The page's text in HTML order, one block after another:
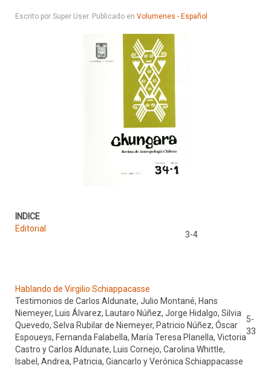
Escrito por Super User. Publicado en Volumenes - Español
INDICE
Editorial
3-4
Hablando de Virgilio Schiappacasse
5-
33
Testimonios de Carlos Aldunate, Julio Montané, Hans
Niemeyer, Luis Álvarez, Lautaro Núñez, Jorge Hidalgo, Silvia
Quevedo, Selva Rubilar de Niemeyer, Patricio Núñez, Óscar
Espoueys, Fernanda Falabella, María Teresa Planella, Victoria
Castro y Carlos Aldunate, Luis Cornejo, Carolina Whittle,
Isabel, Andrea, Patricia, Giancarlo y Verónica Schiappacasse